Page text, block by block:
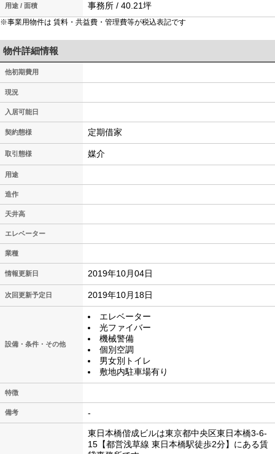
用途 / 面積 事務所 / 40.21坪
※事業用物件は 賃料・共益費・管理費等が税込表記です
物件詳細情報
他初期費用
現況
入居可能日
契約態様 定期借家
取引態様 媒介
用途
造作
天井高
エレベーター
業種
情報更新日 2019年10月04日
次回更新予定日 2019年10月18日
設備・条件・その他
エレベーター
光ファイバー
機械警備
個別空調
男女別トイレ
敷地内駐車場有り
特徴
備考 -
東日本橋偕成ビルは東京都中央区東日本橋3-6-
15【都営浅草線 東日本橋駅徒歩2分】にある賃